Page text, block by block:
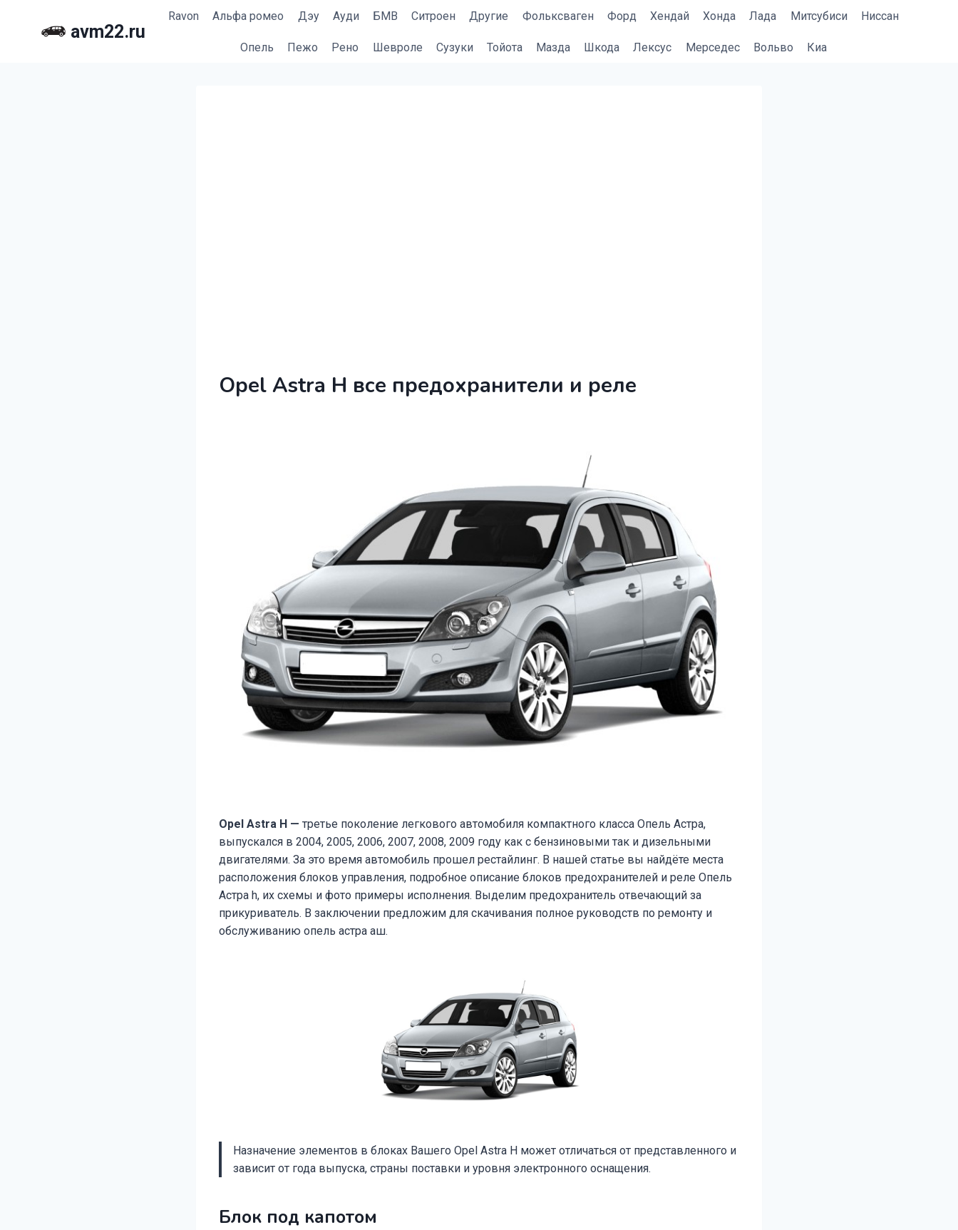
avm22.ru
Ravon Альфа ромео Дэу Ауди БМВ Cитроен Другие Фольксваген Форд Хендай Хонда Лада Митсубиси Ниссан
Опель Пежо Рено Шевроле Сузуки Тойота Мазда Шкода Лексус Мерседес Вольво Киа
Opel Astra H все предохранители и реле
Opel Astra H — третье поколение легкового автомобиля компактного класса Опель Астра,
выпускался в 2004, 2005, 2006, 2007, 2008, 2009 году как с бензиновыми так и дизельными
двигателями. За это время автомобиль прошел рестайлинг. В нашей статье вы найдёте места
расположения блоков управления, подробное описание блоков предохранителей и реле Опель
Астра h, их схемы и фото примеры исполнения. Выделим предохранитель отвечающий за
прикуриватель. В заключении предложим для скачивания полное руководств по ремонту и
обслуживанию опель астра аш.
Назначение элементов в блоках Вашего Opel Astra H может отличаться от представленного и
зависит от года выпуска, страны поставки и уровня электронного оснащения.
Блок под капотом